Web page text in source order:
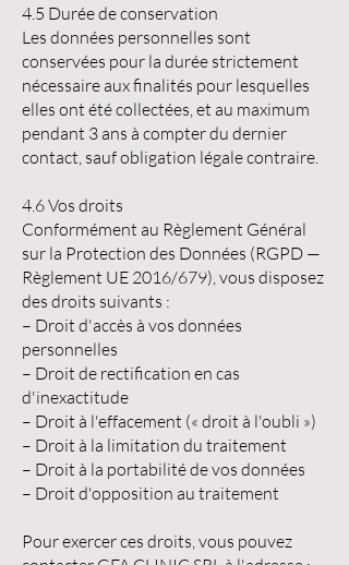
4.5 Durée de conservation
Les données personnelles sont
conservées pour la durée strictement
nécessaire aux finalités pour lesquelles
elles ont été collectées, et au maximum
pendant 3 ans à compter du dernier
contact, sauf obligation légale contraire.
4.6 Vos droits
Conformément au Règlement Général
sur la Protection des Données (RGPD —
Règlement UE 2016/679), vous disposez
des droits suivants :
– Droit d'accès à vos données
personnelles
– Droit de rectification en cas
d'inexactitude
– Droit à l'effacement (« droit à l'oubli »)
– Droit à la limitation du traitement
– Droit à la portabilité de vos données
– Droit d'opposition au traitement
Pour exercer ces droits, vous pouvez